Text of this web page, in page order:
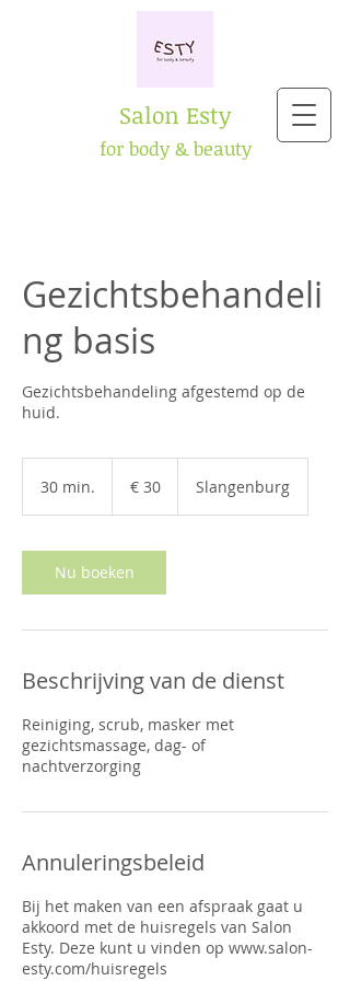
Salon Esty
for body & beauty
Gezichtsbehandeli
ng basis
Gezichtsbehandeling afgestemd op de
huid.
30 min.
i
n
.
€ 30 Slangenburg
Nu boeken
Beschrijving van de dienst
Reiniging, scrub, masker met
gezichtsmassage, dag- of
nachtverzorging
Annuleringsbeleid
Bij het maken van een afspraak gaat u
akkoord met de huisregels van Salon
Esty. Deze kunt u vinden op www.salon-
esty.com/huisregels